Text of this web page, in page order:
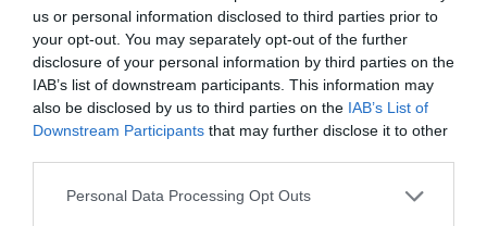
us or personal information disclosed to third parties prior to
your opt-out. You may separately opt-out of the further
disclosure of your personal information by third parties on the
IAB’s list of downstream participants. This information may
also be disclosed by us to third parties on the IAB’s List of
Downstream Participants that may further disclose it to other
Personal Data Processing Opt Outs
See
more
Articolul anterior
Trilaterala România-Grecia-Italia la
Accademia di Romania
Următorul articol
diasporei: „Îi vom aduce pe români acasă”